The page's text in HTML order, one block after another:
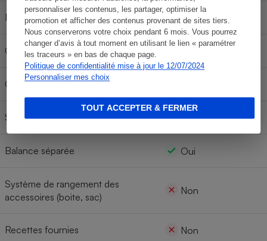
personnaliser les contenus, les partager, optimiser la
promotion et afficher des contenus provenant de sites tiers.
Nous conserverons votre choix pendant 6 mois. Vous pourrez
changer d’avis à tout moment en utilisant le lien « paramétrer
les traceurs » en bas de chaque page.
Politique de confidentialité mise à jour le 12/07/2024
Personnaliser mes choix
TOUT ACCEPTER & FERMER
Presse-agrumes Non
Centrifugeuse Non
Couvercle anti-éclaboussures
Système de pesage intégré Non
Balance séparée Oui
Système de rangement des
accessoires (boite, sac)
Non
Recettes fournies Non